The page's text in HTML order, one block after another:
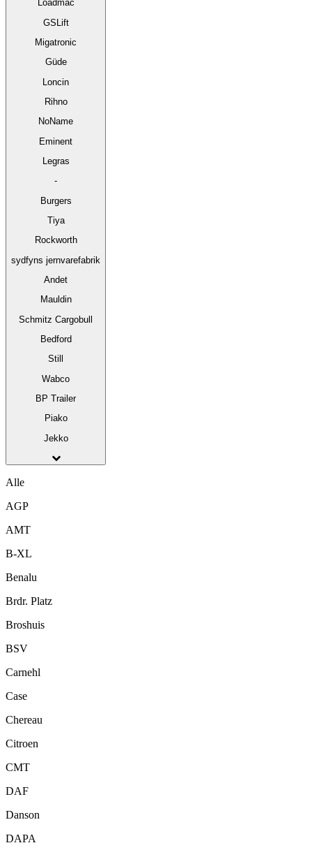
Loadmac
GSLift
Migatronic
Güde
Loncin
Rihno
NoName
Eminent
Legras
-
Burgers
Tiya
Rockworth
sydfyns jernvarefabrik
Andet
Mauldin
Schmitz Cargobull
Bedford
Still
Wabco
BP Trailer
Piako
Jekko
Alle
AGP
AMT
B-XL
Benalu
Brdr. Platz
Broshuis
BSV
Carnehl
Case
Chereau
Citroen
CMT
DAF
Danson
DAPA